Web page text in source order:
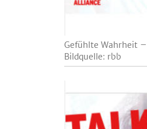
Gefühlte Wahrheit
Bildquelle: rbb